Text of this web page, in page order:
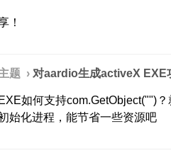
！
题 › 对aardio生成activeX EXE
如何支持com.GetObject("")
始化进程，能节省一些资源吧